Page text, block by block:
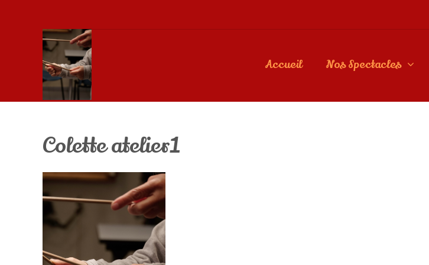
Accueil Nos Spectacles
Colette atelier1